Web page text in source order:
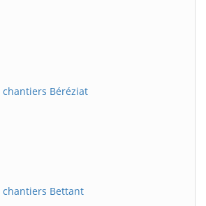
Béréziat
chantiers Bettant